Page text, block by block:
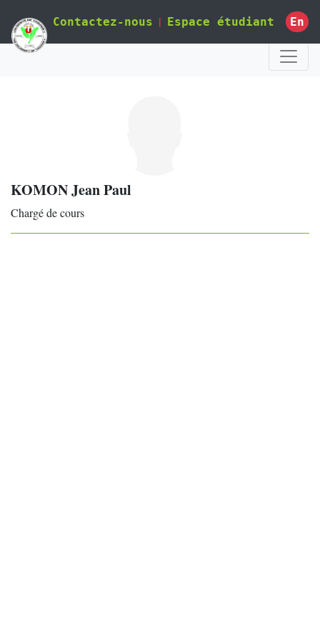
Contactez-nous | Espace étudiant En
KOMON Jean Paul
Chargé de cours